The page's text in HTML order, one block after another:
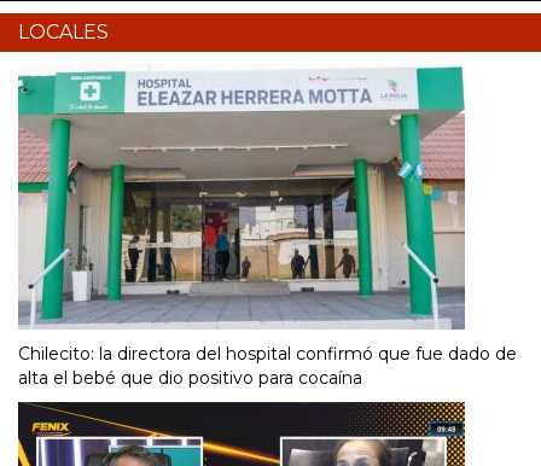
LOCALES
Chilecito: la directora del hospital confirmó que fue dado de
alta el bebé que dio positivo para cocaína